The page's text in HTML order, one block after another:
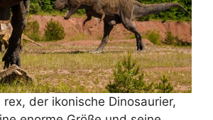
der ikonische Dinosaurier,